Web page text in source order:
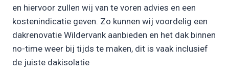
en hiervoor zullen wij van te voren advies en een
kostenindicatie geven. Zo kunnen wij voordelig een
dakrenovatie Wildervank aanbieden en het dak binnen
no-time weer bij tijds te maken, dit is vaak inclusief
de juiste dakisolatie